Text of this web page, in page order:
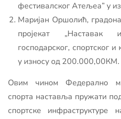
фестивалског Атељеа” у
Маријан Оршолић,
пројекат
господарског, спортског
у износу од 200.000,00КМ.
Овим чином Федерално
спорта наставља пружати
спортске инфраструктуре